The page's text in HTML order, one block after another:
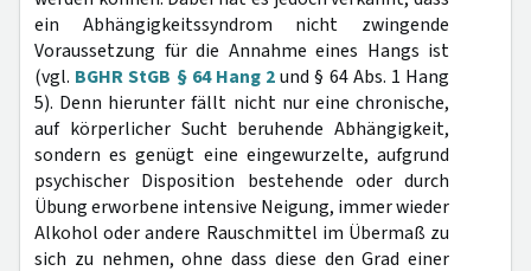
ein Abhängigkeitssyndrom nicht zwingende
Voraussetzung für die Annahme eines Hangs ist
(vgl. BGHR StGB § 64 Hang 2und § 64 Abs. 1 Hang
5). Denn hierunter fällt nicht nur eine chronische,
auf körperlicher Sucht beruhende Abhängigkeit,
sondern es genügt eine eingewurzelte, aufgrund
psychischer Disposition bestehende oder durch
Übung erworbene intensive Neigung, immer wieder
Alkohol oder andere Rauschmittel im Übermaß zu
sich zu nehmen, ohne dass diese den Grad einer